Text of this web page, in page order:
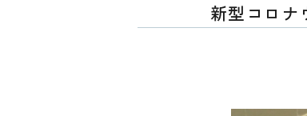
新型コロナ